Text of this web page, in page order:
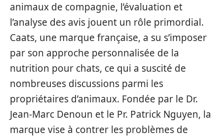
animaux de compagnie, l’évaluation et
l’analyse des avis jouent un rôle primordial.
Caats, une marque française, a su s’imposer
par son approche personnalisée de la
nutrition pour chats, ce qui a suscité de
nombreuses discussions parmi les
propriétaires d’animaux. Fondée par le Dr.
Jean-Marc Denoun et le Pr. Patrick Nguyen, la
marque vise à contrer les problèmes de